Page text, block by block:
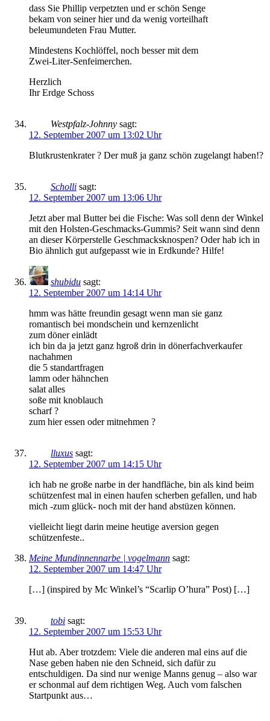
dass Sie Phillip verpetzten und er schön Senge
bekam von seiner hier und da wenig vorteilhaft
beleumundeten Frau Mutter.
Mindestens Kochlöffel, noch besser mit dem
Zwei-Liter-Senfeimerchen.
Herzlich
Ihr Erdge Schoss
Westpfalz-Johnny sagt:
12. September 2007 um 13:02 Uhr
Blutkrustenkrater ? Der muß ja ganz schön zugelangt haben!?
Scholli sagt:
12. September 2007 um 13:06 Uhr
Jetzt aber mal Butter bei die Fische: Was soll denn der Winkel
mit den Holsten-Geschmacks-Gummis? Seit wann sind denn
an dieser Körperstelle Geschmacksknospen? Oder hab ich in
Bio ähnlich gut aufgepasst wie in Erdkunde? Hilfe!
shubidu sagt:
12. September 2007 um 14:14 Uhr
hmm was hätte freundin gesagt wenn man sie ganz
romantisch bei mondschein und kernzenlicht
zum döner einlädt
ich bin da ja jetzt ganz hgroß drin in dönerfachverkaufer
nachahmen
die 5 standartfragen
lamm oder hähnchen
salat alles
soße mit knoblauch
scharf ?
zum hier essen oder mitnehmen ?
lluxus sagt:
12. September 2007 um 14:15 Uhr
ich hab ne große narbe in der handfläche, bin als kind beim
schützenfest mal in einen haufen scherben gefallen, und hab
mich -zum glück- noch mit der hand abstüzen können.
vielleicht liegt darin meine heutige aversion gegen
schützenfeste..
Meine Mundinnennarbe | vogelmann sagt:
12. September 2007 um 14:47 Uhr
[…] (inspired by Mc Winkel’s “Scarlip O’hura” Post) […]
tobi sagt:
12. September 2007 um 15:53 Uhr
Hut ab. Aber trotzdem: Viele die anderen mal eins auf die
Nase geben haben nie den Schneid, sich dafür zu
entschuldigen. Da sind nur wenige Manns genug – also war
er schonmal auf dem richtigen Weg. Auch vom falschen
Startpunkt aus…